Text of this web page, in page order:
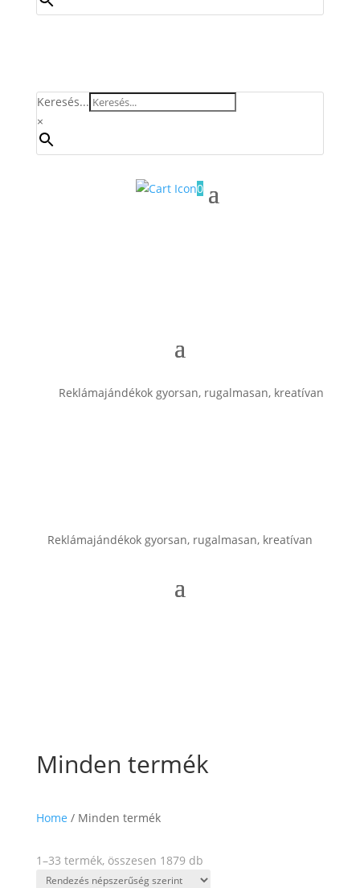
Keresés...
×
0
Reklámajándékok gyorsan, rugalmasan, kreatívan
Reklámajándékok gyorsan, rugalmasan, kreatívan
Minden termék
Home / Minden termék
1–33 termék, összesen 1879 dbSorted
by